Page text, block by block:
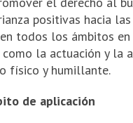
positivas hacia las
todos los ámbitos
la actuación y la
físico y humillante.
de aplicación